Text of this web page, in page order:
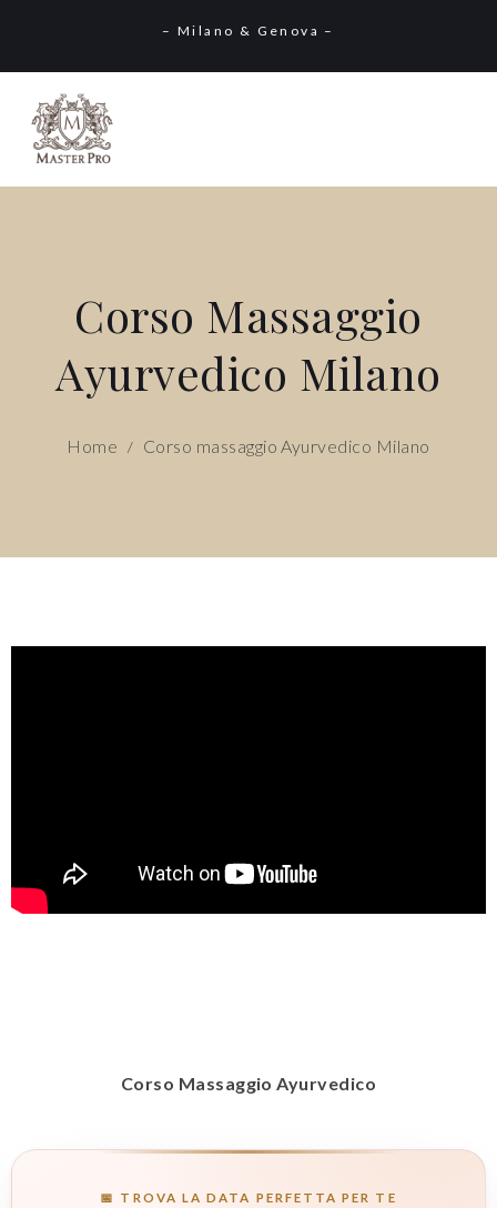
– Milano & Genova –
Corso Massaggio
Ayurvedico Milano
Home / Corso massaggio Ayurvedico Milano
Corso Massaggio Ayurvedico
📅 TROVA LA DATA PERFETTA PER TE